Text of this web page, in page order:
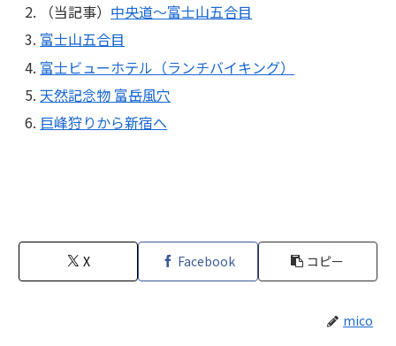
（当記事） 中央道～富士山五合目
富士山五合目
富士ビューホテル（ランチバイキング）
天然記念物 富岳風穴
巨峰狩りから新宿へ
X Facebook コピー
mico